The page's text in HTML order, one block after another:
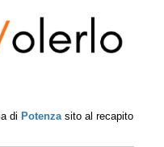
di Potenza sito al recapito